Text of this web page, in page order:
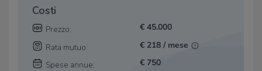
Costi
Prezzo:
€ 45.000
Rata mutuo:
€ 218 / mese
Spese annue:
€ 750